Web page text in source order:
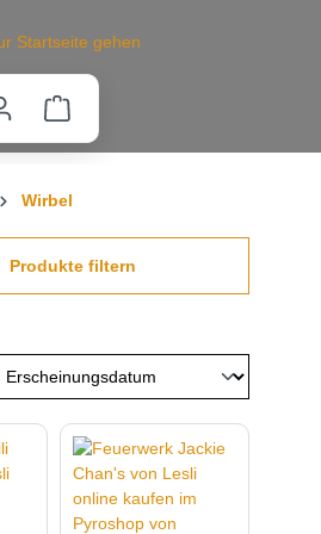
Wirbel
Produkte filtern